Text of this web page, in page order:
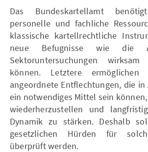
Das Bundeskartellamt
personelle und fachliche
klassische kartellrechtliche
neue Befugnisse wie die
Sektoruntersuchungen
können. Letztere ermöglichen
angeordnete Entflechtungen, die
ein notwendiges Mittel sein
wiederherzustellen und
Dynamik zu stärken. Deshalb
gesetzlichen Hürden für
überprüft werden.